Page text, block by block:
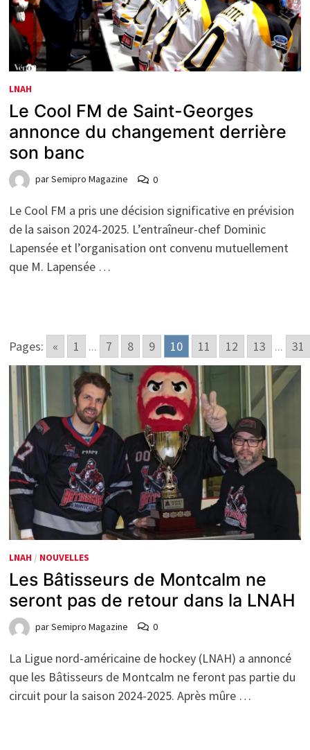
LNAH
Le Cool FM de Saint-Georges
annonce du changement derrière
son banc
parSemipro Magazine 0
Le Cool FM a pris une décision significative en prévision
de la saison 2024-2025. L’entraîneur-chef Dominic
Lapensée et l’organisation ont convenu mutuellement
que M. Lapensée …
Pages: « 1 ... 7 8 9 10 11 12 13 ... 31
LNAH / NOUVELLES
Les Bâtisseurs de Montcalm ne
seront pas de retour dans la LNAH
parSemipro Magazine 0
La Ligue nord-américaine de hockey (LNAH) a annoncé
que les Bâtisseurs de Montcalm ne feront pas partie du
circuit pour la saison 2024-2025. Après mûre …